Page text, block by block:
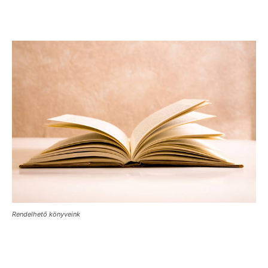
Rendelhető könyveink